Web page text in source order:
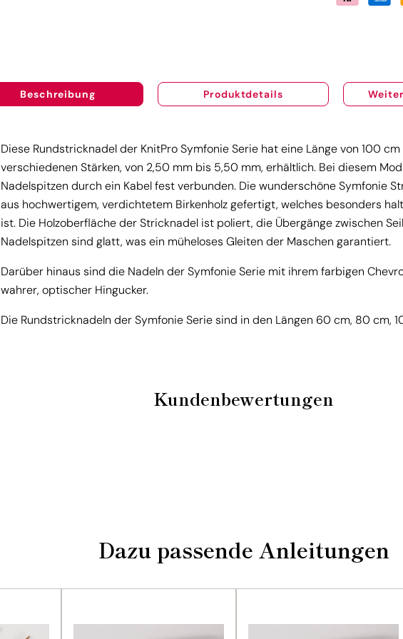
Beschreibung Produktdetails
Diese Rundstricknadel der KnitPro Symfonie Serie hat eine Länge von 100
verschiedenen Stärken, von 2,50 mm bis 5,50 mm, erhältlich. Bei diesem
Nadelspitzen durch ein Kabel fest verbunden. Die wunderschöne Symfonie
aus hochwertigem, verdichtetem Birkenholz gefertigt, welches besonders
ist. Die Holzoberfläche der Stricknadel ist poliert, die Übergänge zwischen
Nadelspitzen sind glatt, was ein müheloses Gleiten der Maschen garantiert.
Darüber hinaus sind die Nadeln der Symfonie Serie mit ihrem farbigen
wahrer, optischer Hingucker.
Die Rundstricknadeln der Symfonie Serie sind in den Längen 60 cm, 80 cm,
Kundenbewertungen
Dazu passende Anleitungen